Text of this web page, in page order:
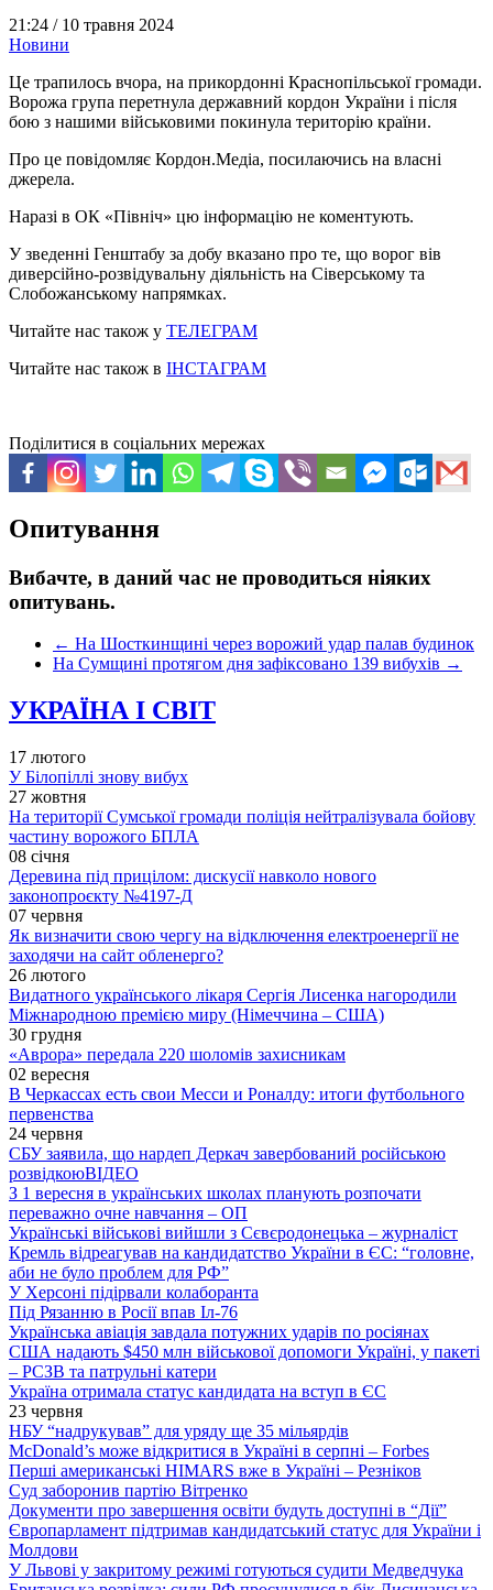
21:24 / 10 травня 2024
Новини
Це трапилось вчора, на прикордонні Краснопільської громади.
Ворожа група перетнула державний кордон України і після
бою з нашими військовими покинула територію країни.
Про це повідомляє Кордон.Медіа, посилаючись на власні
джерела.
Наразі в ОК «Північ» цю інформацію не коментують.
У зведенні Генштабу за добу вказано про те, що ворог вів
диверсійно-розвідувальну діяльність на Сіверському та
Слобожанському напрямках.
Читайте нас також у ТЕЛЕГРАМ
Читайте нас також в ІНСТАГРАМ
Поділитися в соціальних мережах
Опитування
Вибачте, в даний час не проводиться ніяких
опитувань.
← На Шосткинщині через ворожий удар палав будинок
На Сумщині протягом дня зафіксовано 139 вибухів →
УКРАЇНА І СВІТ
17 лютого
У Білопіллі знову вибух
27 жовтня
На території Сумської громади поліція нейтралізувала бойову
частину ворожого БПЛА
08 січня
Деревина під прицілом: дискусії навколо нового
законопроєкту №4197-Д
07 червня
Як визначити свою чергу на відключення електроенергії не
заходячи на сайт обленерго?
26 лютого
Видатного українського лікаря Сергія Лисенка нагородили
Міжнародною премією миру (Німеччина – США)
30 грудня
«Аврора» передала 220 шоломів захисникам
02 вересня
В Черкассах есть свои Месси и Роналду: итоги футбольного
первенства
24 червня
СБУ заявила, що нардеп Деркач завербований російською
розвідкоюВІДЕО
З 1 вересня в українських школах планують розпочати
переважно очне навчання – ОП
Українські військові вийшли з Сєвєродонецька – журналіст
Кремль відреагував на кандидатство України в ЄС: “головне,
аби не було проблем для РФ”
У Херсоні підірвали колаборанта
Під Рязанню в Росії впав Іл-76
Українська авіація завдала потужних ударів по росіянах
США надають $450 млн військової допомоги Україні, у пакеті
– РСЗВ та патрульні катери
Україна отримала статус кандидата на вступ в ЄС
23 червня
НБУ “надрукував” для уряду ще 35 мільярдів
McDonald’s може відкритися в Україні в серпні – Forbes
Перші американські HIMARS вже в Україні – Резніков
Суд заборонив партію Вітренко
Документи про завершення освіти будуть доступні в “Дії”
Європарламент підтримав кандидатський статус для України і
Молдови
У Львові у закритому режимі готуються судити Медведчука